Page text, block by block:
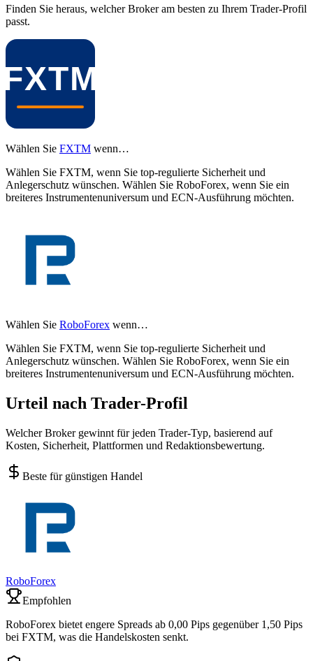
Finden Sie heraus, welcher Broker am besten zu Ihrem Trader-Profil
passt.
Wählen Sie FXTM wenn…
Wählen Sie FXTM, wenn Sie top-regulierte Sicherheit und
Anlegerschutz wünschen. Wählen Sie RoboForex, wenn Sie ein
breiteres Instrumentenuniversum und ECN-Ausführung möchten.
Wählen Sie RoboForex wenn…
Wählen Sie FXTM, wenn Sie top-regulierte Sicherheit und
Anlegerschutz wünschen. Wählen Sie RoboForex, wenn Sie ein
breiteres Instrumentenuniversum und ECN-Ausführung möchten.
Urteil nach Trader-Profil
Welcher Broker gewinnt für jeden Trader-Typ, basierend auf
Kosten, Sicherheit, Plattformen und Redaktionsbewertung.
Beste für günstigen Handel
RoboForex
Empfohlen
RoboForex bietet engere Spreads ab 0,00 Pips gegenüber 1,50 Pips
bei FXTM, was die Handelskosten senkt.